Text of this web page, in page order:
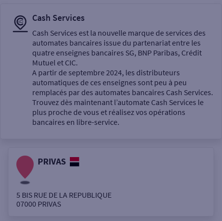
Sélectionnez votre recherche
Un service
Cash Services
Cash Services est la nouvelle marque de services des
automates bancaires issue du partenariat entre les
quatre enseignes bancaires SG, BNP Paribas, Crédit
Mutuel et CIC.
A partir de septembre 2024, les distributeurs
automatiques de ces enseignes sont peu à peu
remplacés par des automates bancaires Cash Services.
Trouvez dès maintenant l’automate Cash Services le
plus proche de vous et réalisez vos opérations
bancaires en libre-service.
PRIVAS
5 BIS RUE DE LA REPUBLIQUE
07000 PRIVAS